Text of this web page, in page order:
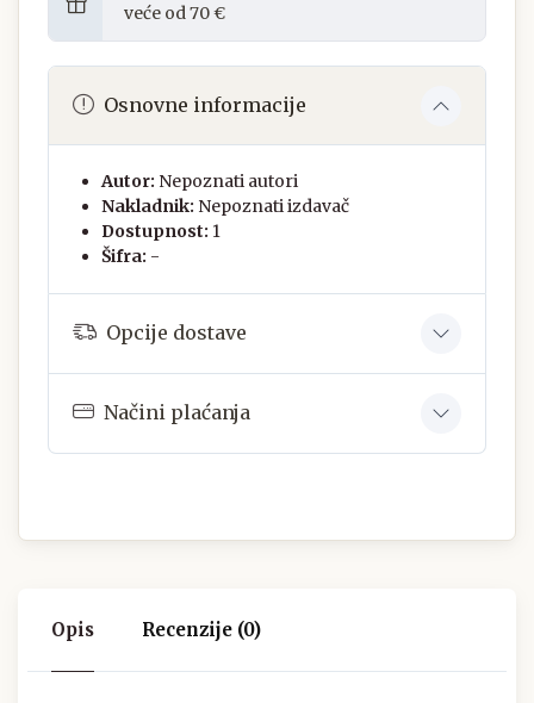
veće od 70 €
Osnovne informacije
Autor: Nepoznati autori
Nakladnik: Nepoznati izdavač
Dostupnost: 1
Šifra: -
Opcije dostave
Načini plaćanja
Opis Recenzije (0)